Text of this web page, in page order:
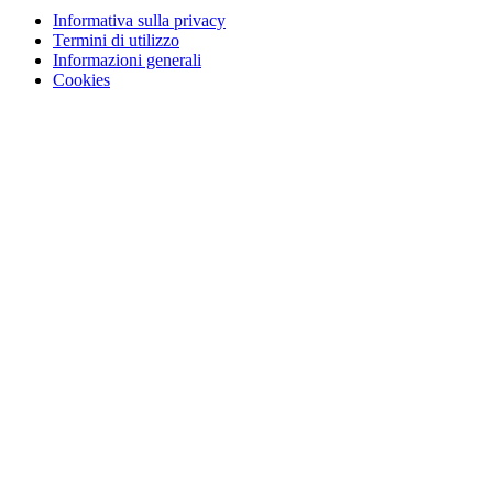
Informativa sulla privacy
Termini di utilizzo
Informazioni generali
Cookies